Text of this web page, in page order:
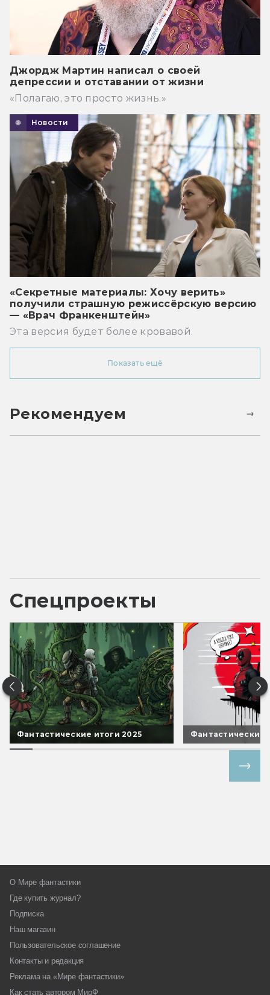
Джордж Мартин написал о своей
депрессии и отставании от жизни
«Полагаю, это просто жизнь.»
Новости
«Секретные материалы: Хочу верить»
получили страшную режиссёрскую версию
— «Врач Франкенштейн»
Эта версия будет более кровавой.
Показать ещё
Рекомендуем
Спецпроекты
Фантастические итоги 2025 Фантастические
О Мире фантастики
Где купить журнал?
Подписка
Наш магазин
Пользовательское соглашение
Контакты и редакция
Реклама на «Мире фантастики»
Как стать автором МирФ